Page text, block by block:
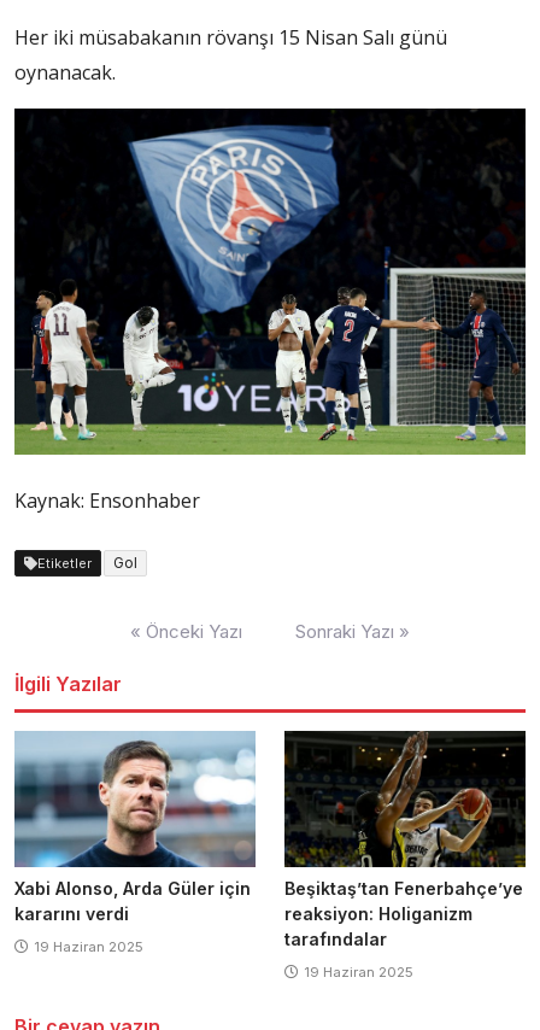
Her iki müsabakanın rövanşı 15 Nisan Salı günü
oynanacak.
Kaynak: Ensonhaber
Etiketler Gol
« Önceki Yazı Sonraki Yazı »
İlgili Yazılar
Xabi Alonso, Arda Güler için
kararını verdi
19 Haziran 2025
Beşiktaş’tan Fenerbahçe’ye
reaksiyon: Holiganizm
tarafındalar
19 Haziran 2025